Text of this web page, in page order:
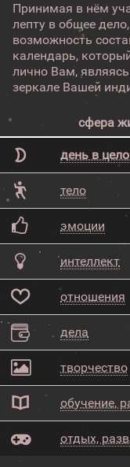
Принимая в нём
лепту в общее
возможность
календарь,
лично Вам,
зеркале Вашей
сфера
день в
тело
эмоции
интеллект
отношения
дела
творчество
обучение,
отдых,